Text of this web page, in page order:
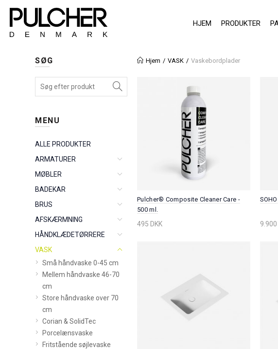
HJEM PRODUKTER
SØG
MENU
ALLE PRODUKTER
ARMATURER
MØBLER
BADEKAR
BRUS
AFSKÆRMNING
HÅNDKLÆDETØRRERE
VASK
Små håndvaske 0-45 cm
Mellem håndvaske 46-70
cm
Store håndvaske over 70
cm
Corian & SolidTec
Porcelænsvaske
Fritstående søjlevaske
Hjem VASK Vaskebordplader
Pulcher® Composite Cleaner Care -
500 ml.
495 DKK 9.900